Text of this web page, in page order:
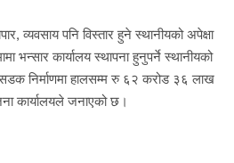
व्यवसाय पनि विस्तार हुने स्थानीयको अपेक्षा
कार्यालय स्थापना हुनुपर्ने स्थानीयको
निर्माणमा हालसम्म रु ६२ करोड ३६ लाख
कार्यालयले जनाएको छ।